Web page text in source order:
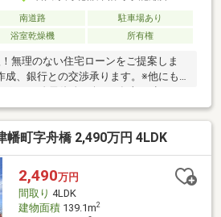
南道路
駐車場あり
浴室乾燥機 所有権
無理のない住宅ローンをご提案しま
成、銀行との交渉承ります。※他にも
幡町字舟橋 2,490万円 4LDK
2,490万円
間取り 4LDK
建物面積139.1m2